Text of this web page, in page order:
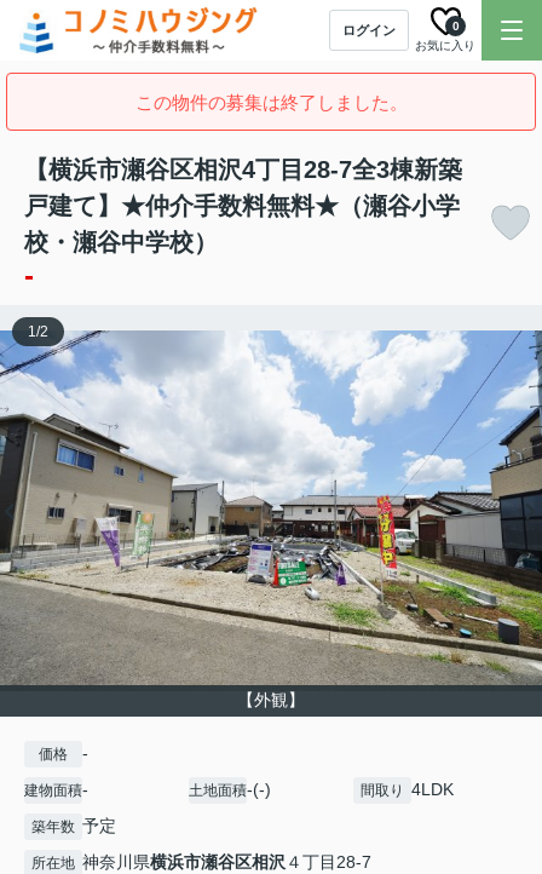
ログイン
お気に入り
0
この物件の募集は終了しました。
【横浜市瀬谷区相沢4丁目28-7全3棟新築
戸建て】★仲介手数料無料★（瀬谷小学
校・瀬谷中学校）
-
【外観】
1/2
価格 -
建物面積- 土地面積-(-) 間取り 4LDK
築年数 予定
所在地 神奈川県横浜市瀬谷区相沢４丁目28-7